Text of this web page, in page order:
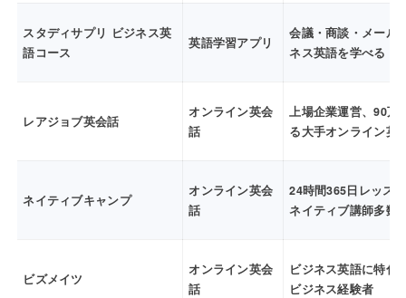
スタディサプリ ビジネス英
語コース
英語学習アプリ
会議・商談・メール
ネス英語を学べる
レアジョブ英会話
オンライン英会
話
上場企業運営、90万
る大手オンライン英
ネイティブキャンプ
オンライン英会
話
24時間365日レッス
ネイティブ講師多数
ビズメイツ
オンライン英会
話
ビジネス英語に特化
ビジネス経験者